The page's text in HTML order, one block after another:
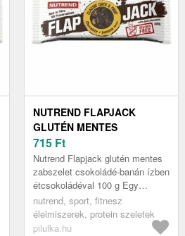
NUTREND FLAPJACK
GLUTÉN MENTES
ZABSZELET CSOKOLÁDÉ-
BANÁN ÍZBEN
ÉTCSOKOLÁDÉVAL 100 G
715 Ft
Nutrend Flapjack glutén mentes
zabszelet csokoládé-banán ízben
étcsokoládéval 100 g Egy
törékeny és finom szelet
zabpehellyel teli, ami a legjobb
t...
nutrend, sport, fitnesz
élelmiszerek, protein szeletek
pilulka.hu